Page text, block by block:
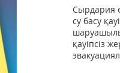
Сырдария
су басу
қауіпсіз